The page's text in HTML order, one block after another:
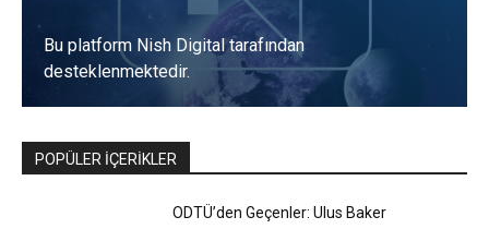
Bu platform Nish Digital tarafından
desteklenmektedir.
POPÜLER İÇERİKLER
ODTÜ’den Geçenler: Ulus Baker